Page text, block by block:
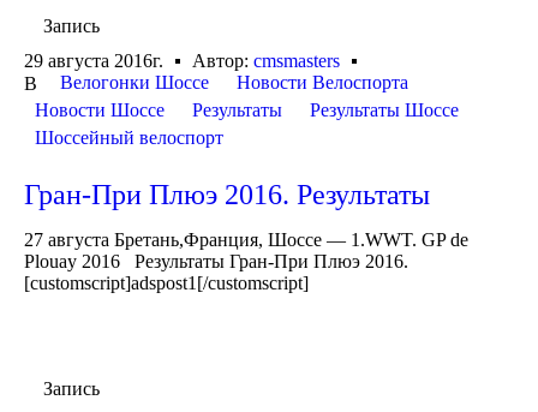
Запись
29 августа 2016г.
Автор: cmsmasters
В
Велогонки Шоссе
Новости Велоспорта
Новости Шоссе
Результаты
Результаты Шоссе
Шоссейный велоспорт
Гран-При Плюэ 2016. Результаты
27 августа Бретань,Франция, Шоссе — 1.WWT. GP de
Plouay 2016 Результаты Гран-При Плюэ 2016.
[customscript]adspost1[/customscript]
Запись